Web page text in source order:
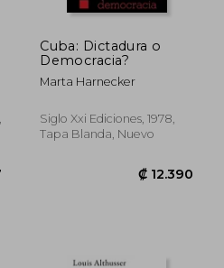
Cuba: Dictadura o
Democracia?
Marta Harnecker
Siglo Xxi Ediciones, 1978,
Tapa Blanda, Nuevo